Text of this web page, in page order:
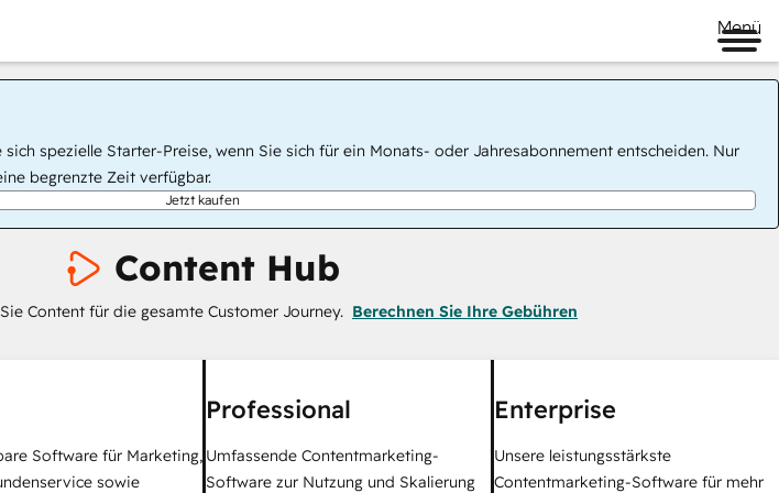
Menü
spezielle Starter-Preise, wenn Sie sich für ein Monats- oder Jahresabonnement entscheiden. Nur
begrenzte Zeit verfügbar.
Jetzt kaufen
Content Hub
Content für die gesamte Customer Journey. Berechnen Sie Ihre Gebühren
Software für Marketing,
sowie
Professional
Umfassende Contentmarketing-
Software zur Nutzung und Skalierung
Enterprise
Unsere leistungsstärkste
Contentmarketing-Software für mehr